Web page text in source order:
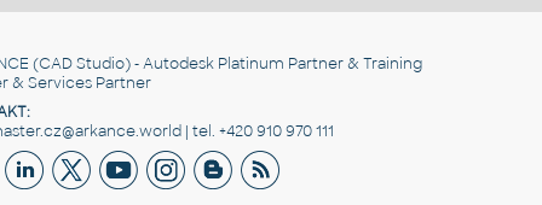
(CAD Studio) - Autodesk Platinum Partner & Training
& Services Partner
| tel. +420 910 970 111